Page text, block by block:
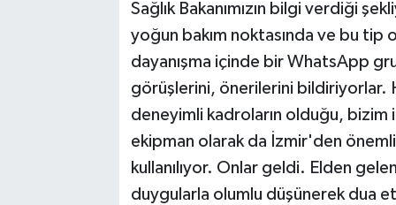
Sağlık Bakanımızın bilgi verdiği
yoğun bakım noktasında ve bu tip
dayanışma içinde bir WhatsApp
görüşlerini, önerilerini bildiriyorlar.
deneyimli kadroların olduğu, bizim
ekipman olarak da İzmir'den önemli
kullanılıyor. Onlar geldi. Elden
duygularla olumlu düşünerek dua